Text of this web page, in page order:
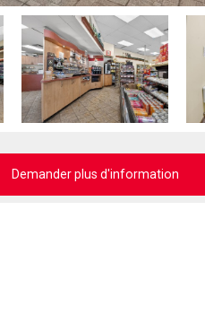
Demander plus d'information